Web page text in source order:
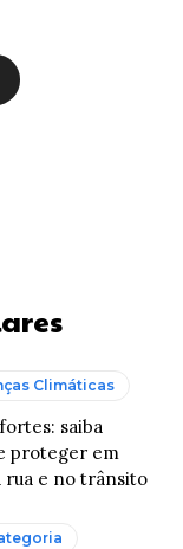
Climáticas
saiba
proteger em
rua e no trânsito